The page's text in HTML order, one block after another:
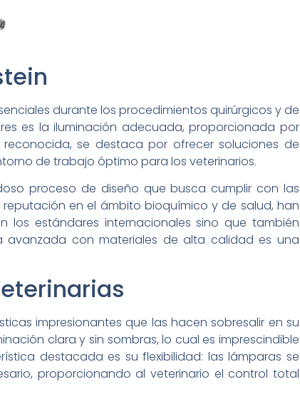
durante los procedimientos quirúrgicos y de
es la iluminación adecuada, proporcionada por
se destaca por ofrecer soluciones de
de trabajo óptimo para los veterinarios.
proceso de diseño que busca cumplir con las
en el ámbito bioquímico y de salud, han
estándares internacionales sino que también
avanzada con materiales de alta calidad es una
impresionantes que las hacen sobresalir en su
clara y sin sombras, lo cual es imprescindible
destacada es su flexibilidad: las lámparas se
proporcionando al veterinario el control total